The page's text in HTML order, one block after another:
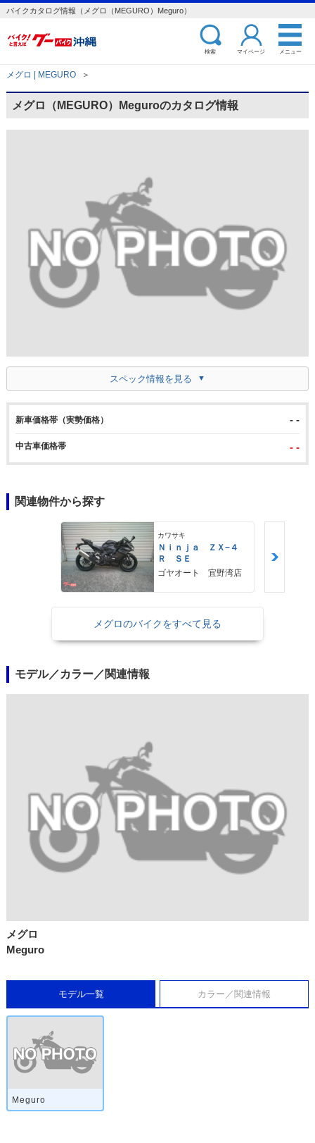
バイクカタログ情報（メグロ（MEGURO）Meguro）
検索 マイページ メニュー
メグロ | MEGURO ＞
メグロ（MEGURO）Meguroのカタログ情報
スペック情報を見る
新車価格帯（実勢価格） - -
中古車価格帯 - -
関連物件から探す
カワサキ
Ｎｉｎｊａ ＺＸ−４
Ｒ ＳＥ
ゴヤオート 宜野湾店
メグロのバイクをすべて見る
モデル／カラー／関連情報
メグロ
Meguro
モデル一覧 カラー／関連情報
Meguro